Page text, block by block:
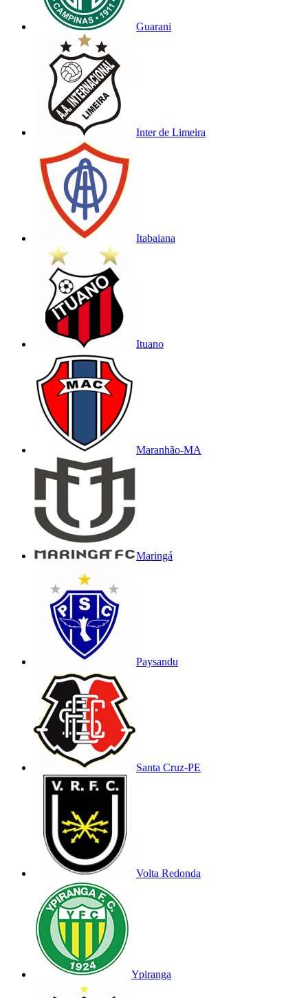
Guarani
Inter de Limeira
Itabaiana
Ituano
Maranhão-MA
Maringá
Paysandu
Santa Cruz-PE
Volta Redonda
Ypiranga